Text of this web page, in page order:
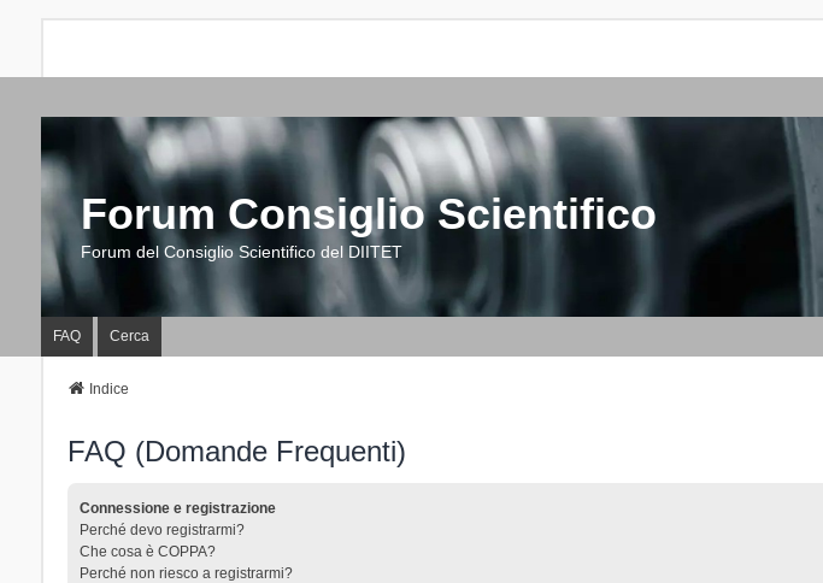
Forum Consiglio Scientifico
Forum del Consiglio Scientifico del DIITET
FAQ Cerca
Indice
FAQ (Domande Frequenti)
Connessione e registrazione
Perché devo registrarmi?
Che cosa è COPPA?
Perché non riesco a registrarmi?